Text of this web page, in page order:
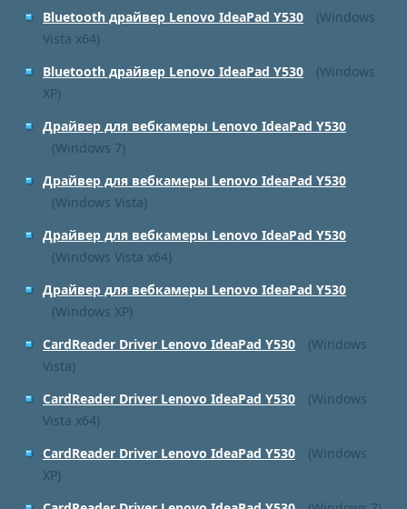
Bluetooth драйвер Lenovo IdeaPad Y530
(Windows
Vista x64)
Bluetooth драйвер Lenovo IdeaPad Y530
(Windows
XP)
Драйвер для вебкамеры Lenovo IdeaPad Y530
(Windows 7)
Драйвер для вебкамеры Lenovo IdeaPad Y530
(Windows Vista)
Драйвер для вебкамеры Lenovo IdeaPad Y530
(Windows Vista x64)
Драйвер для вебкамеры Lenovo IdeaPad Y530
(Windows XP)
CardReader Driver Lenovo IdeaPad Y530
(Windows
Vista)
CardReader Driver Lenovo IdeaPad Y530
(Windows
Vista x64)
CardReader Driver Lenovo IdeaPad Y530
(Windows
XP)